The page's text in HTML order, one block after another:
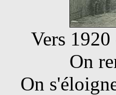
Vers
On
On